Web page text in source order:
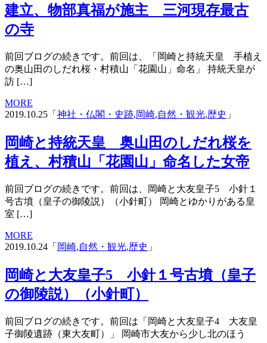
建立、物部真福が施主 三河現存最古
の寺
前回ブログの続きです。前回は、「岡崎と持統天皇 手植え
の奥山田のしだれ桜・村積山「花園山」命名」 持統天皇が
訪 […]
MORE
2019.10.25「 神社・仏閣・史跡,岡崎,自然・観光,歴史 」
岡崎と持統天皇 奥山田のしだれ桜を
植え、村積山「花園山」命名した女帝
前回ブログの続きです。前回は、岡崎と大友皇子5 小針１
号古墳（皇子の御陵説）（小針町） 岡崎とゆかりがある皇
室 […]
MORE
2019.10.24「 岡崎,自然・観光,歴史 」
岡崎と大友皇子5 小針１号古墳（皇子
の御陵説）（小針町）
前回ブログの続きです。前回は「岡崎と大友皇子4 大友皇
子御陵遺跡（東大友町）」 岡崎市大友から少し北のほう